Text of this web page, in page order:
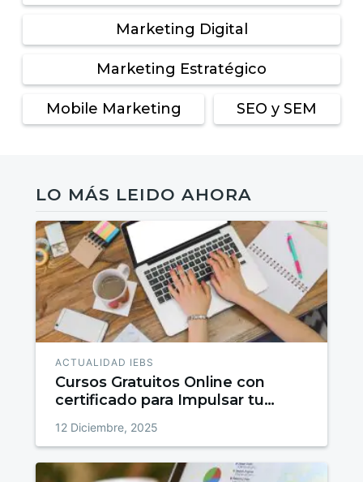
Marketing Digital
Marketing Estratégico
Mobile Marketing SEO y SEM
LO MÁS LEIDO AHORA
ACTUALIDAD IEBS
Cursos Gratuitos Online con
certificado para Impulsar tu
12 Diciembre, 2025